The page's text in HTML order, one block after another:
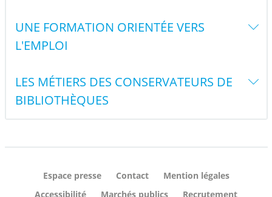
UNE FORMATION ORIENTÉE VERS
L'EMPLOI
LES MÉTIERS DES CONSERVATEURS DE
BIBLIOTHÈQUES
Espace presse Contact
Mention légales
Accessibilité
Marchés publics Recrutement